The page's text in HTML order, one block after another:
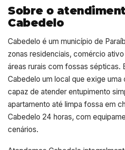
Sobre o
Cabedelo
Cabedelo é um município de
zonas residenciais, comércio
áreas rurais com fossas sépticas.
Cabedelo um local que exige
capaz de atender entupimento
apartamento até limpa fossa em
Cabedelo 24 horas, com
cenários.